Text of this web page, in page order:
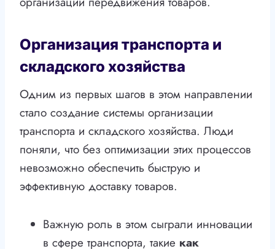
Организация транспорта и
складского хозяйства
Одним из первых шагов в этом направлении
стало создание системы организации
транспорта и складского хозяйства. Люди
поняли, что без оптимизации этих процессов
невозможно обеспечить быструю и
эффективную доставку товаров.
Важную роль в этом сыграли инновации
в сфере транспорта, такие как